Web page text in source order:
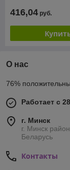
416,04 руб.
О нас
76%
Работает с
г. Минск
г. Минск
Беларусь
Контакты